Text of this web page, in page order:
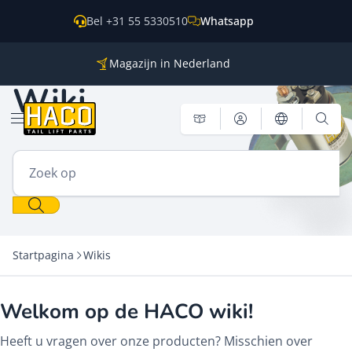
Magazijn in Nederland
Bel +31 55 5330510 Whatsapp
Menu openen
Wiki
Zoek op
Startpagina Wikis
Welkom op de HACO wiki!
Heeft u vragen over onze producten? Misschien over